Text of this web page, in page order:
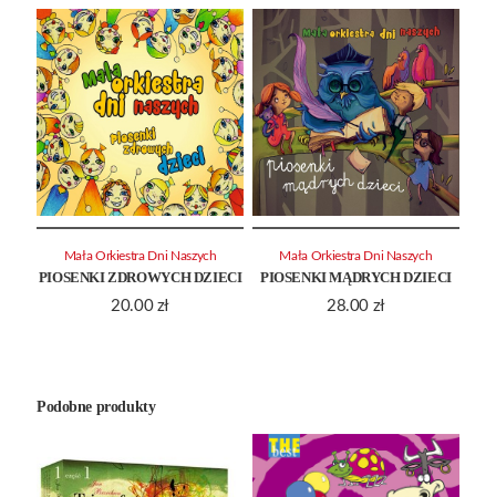
PIOSENKI ZDROWYCH DZIECI
20.00 zł
Mała Orkiestra Dni Naszych
PIOSENKI MĄDRYCH DZIECI
28.00 zł
Mała Orkiestra Dni Naszych
Podobne produkty